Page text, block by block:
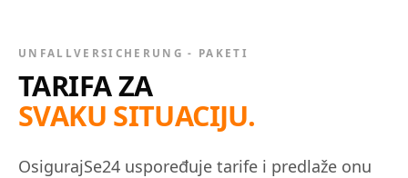
UNFALLVERSICHERUNG - PAKETI
TARIFA ZA
SVAKU SITUACIJU.
OsigurajSe24 uspoređuje tarife i predlaže onu